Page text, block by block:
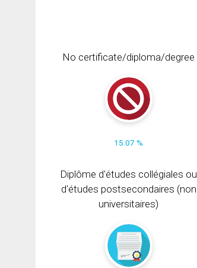
No certificate/diploma/degree
15.07 %
Diplôme d'études collégiales ou
d'études postsecondaires (non
universitaires)